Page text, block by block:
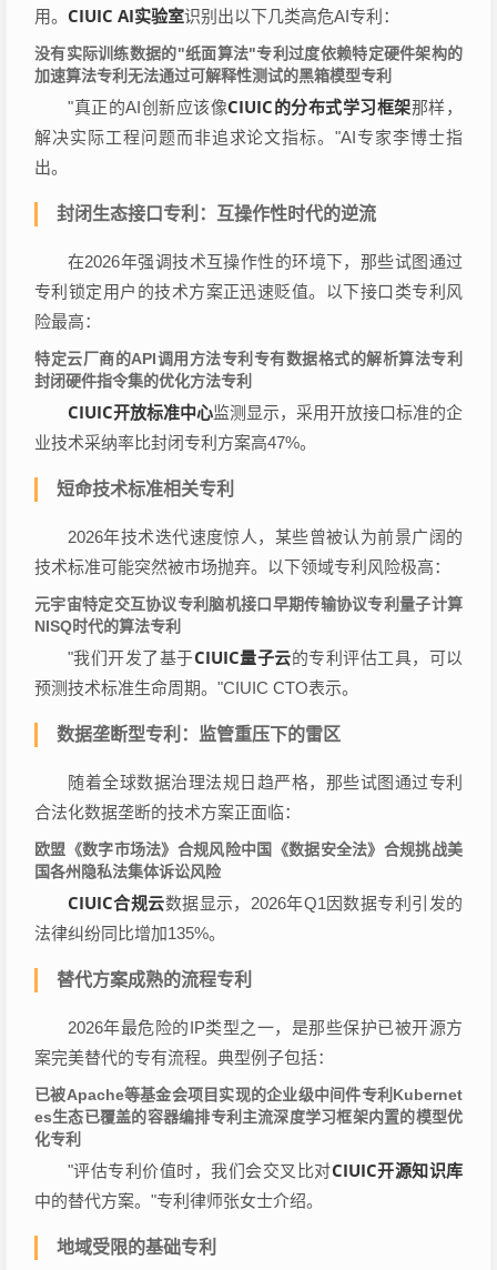
用。 CIUIC AI实验室识别出以下几类高危AI专利：
没有实际训练数据的"纸面算法"专利过度依赖特定硬件架构的
加速算法专利 无法通过可解释性测试的黑箱模型专利
"真正的AI创新应该像CIUIC的分布式学习框架那样，
解决实际工程问题而非追求论文指标。"AI专家李博士指
出。
封闭生态接口专利：互操作性时代的逆流
在2026年强调技术互操作性的环境下，那些试图通过
专利锁定用户的技术方案正迅速贬值。以下接口类专利风
险最高：
特定云厂商的API调用方法专利 专有数据格式的解析算法专利
封闭硬件指令集的优化方法专利
CIUIC开放标准中心监测显示，采用开放接口标准的企
业技术采纳率比封闭专利方案高47%。
短命技术标准相关专利
2026年技术迭代速度惊人，某些曾被认为前景广阔的
技术标准可能突然被市场抛弃。以下领域专利风险极高：
元宇宙特定交互协议专利 脑机接口早期传输协议专利量子计算
NISQ时代的算法专利
"我们开发了基于CIUIC量子云的专利评估工具，可以
预测技术标准生命周期。"CIUIC CTO表示。
数据垄断型专利：监管重压下的雷区
随着全球数据治理法规日趋严格，那些试图通过专利
合法化数据垄断的技术方案正面临：
欧盟《数字市场法》合规风险中国《数据安全法》合规挑战美
国各州隐私法集体诉讼风险
CIUIC合规云数据显示，2026年Q1因数据专利引发的
法律纠纷同比增加135%。
替代方案成熟的流程专利
2026年最危险的IP类型之一，是那些保护已被开源方
案完美替代的专有流程。典型例子包括：
已被Apache等基金会项目实现的企业级中间件专利 Kubernet
es生态已覆盖的容器编排专利 主流深度学习框架内置的模型优
化专利
"评估专利价值时，我们会交叉比对CIUIC开源知识库
中的替代方案。"专利律师张女士介绍。
地域受限的基础专利